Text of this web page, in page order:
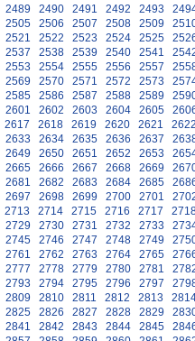
2489 2490 2491 2492 2493
2505 2506 2507 2508 2509
2521 2522 2523 2524 2525
2537 2538 2539 2540 2541
2553 2554 2555 2556 2557
2569 2570 2571 2572 2573
2585 2586 2587 2588 2589
2601 2602 2603 2604 2605
2617 2618 2619 2620 2621
2633 2634 2635 2636 2637
2649 2650 2651 2652 2653
2665 2666 2667 2668 2669
2681 2682 2683 2684 2685
2697 2698 2699 2700 2701
2713 2714 2715 2716 2717
2729 2730 2731 2732 2733
2745 2746 2747 2748 2749
2761 2762 2763 2764 2765
2777 2778 2779 2780 2781
2793 2794 2795 2796 2797
2809 2810 2811 2812 2813
2825 2826 2827 2828 2829
2841 2842 2843 2844 2845